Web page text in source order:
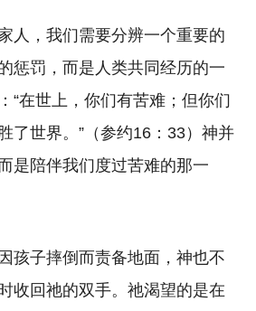
人，我们需要分辨一个重要的
惩罚，而是人类共同经历的一
“在世上，你们有苦难；但你们
了世界。”（参约16：33） 神并
是陪伴我们度过苦难的那一
孩子摔倒而责备地面，神也不
收回祂的双手。祂渴望的是在